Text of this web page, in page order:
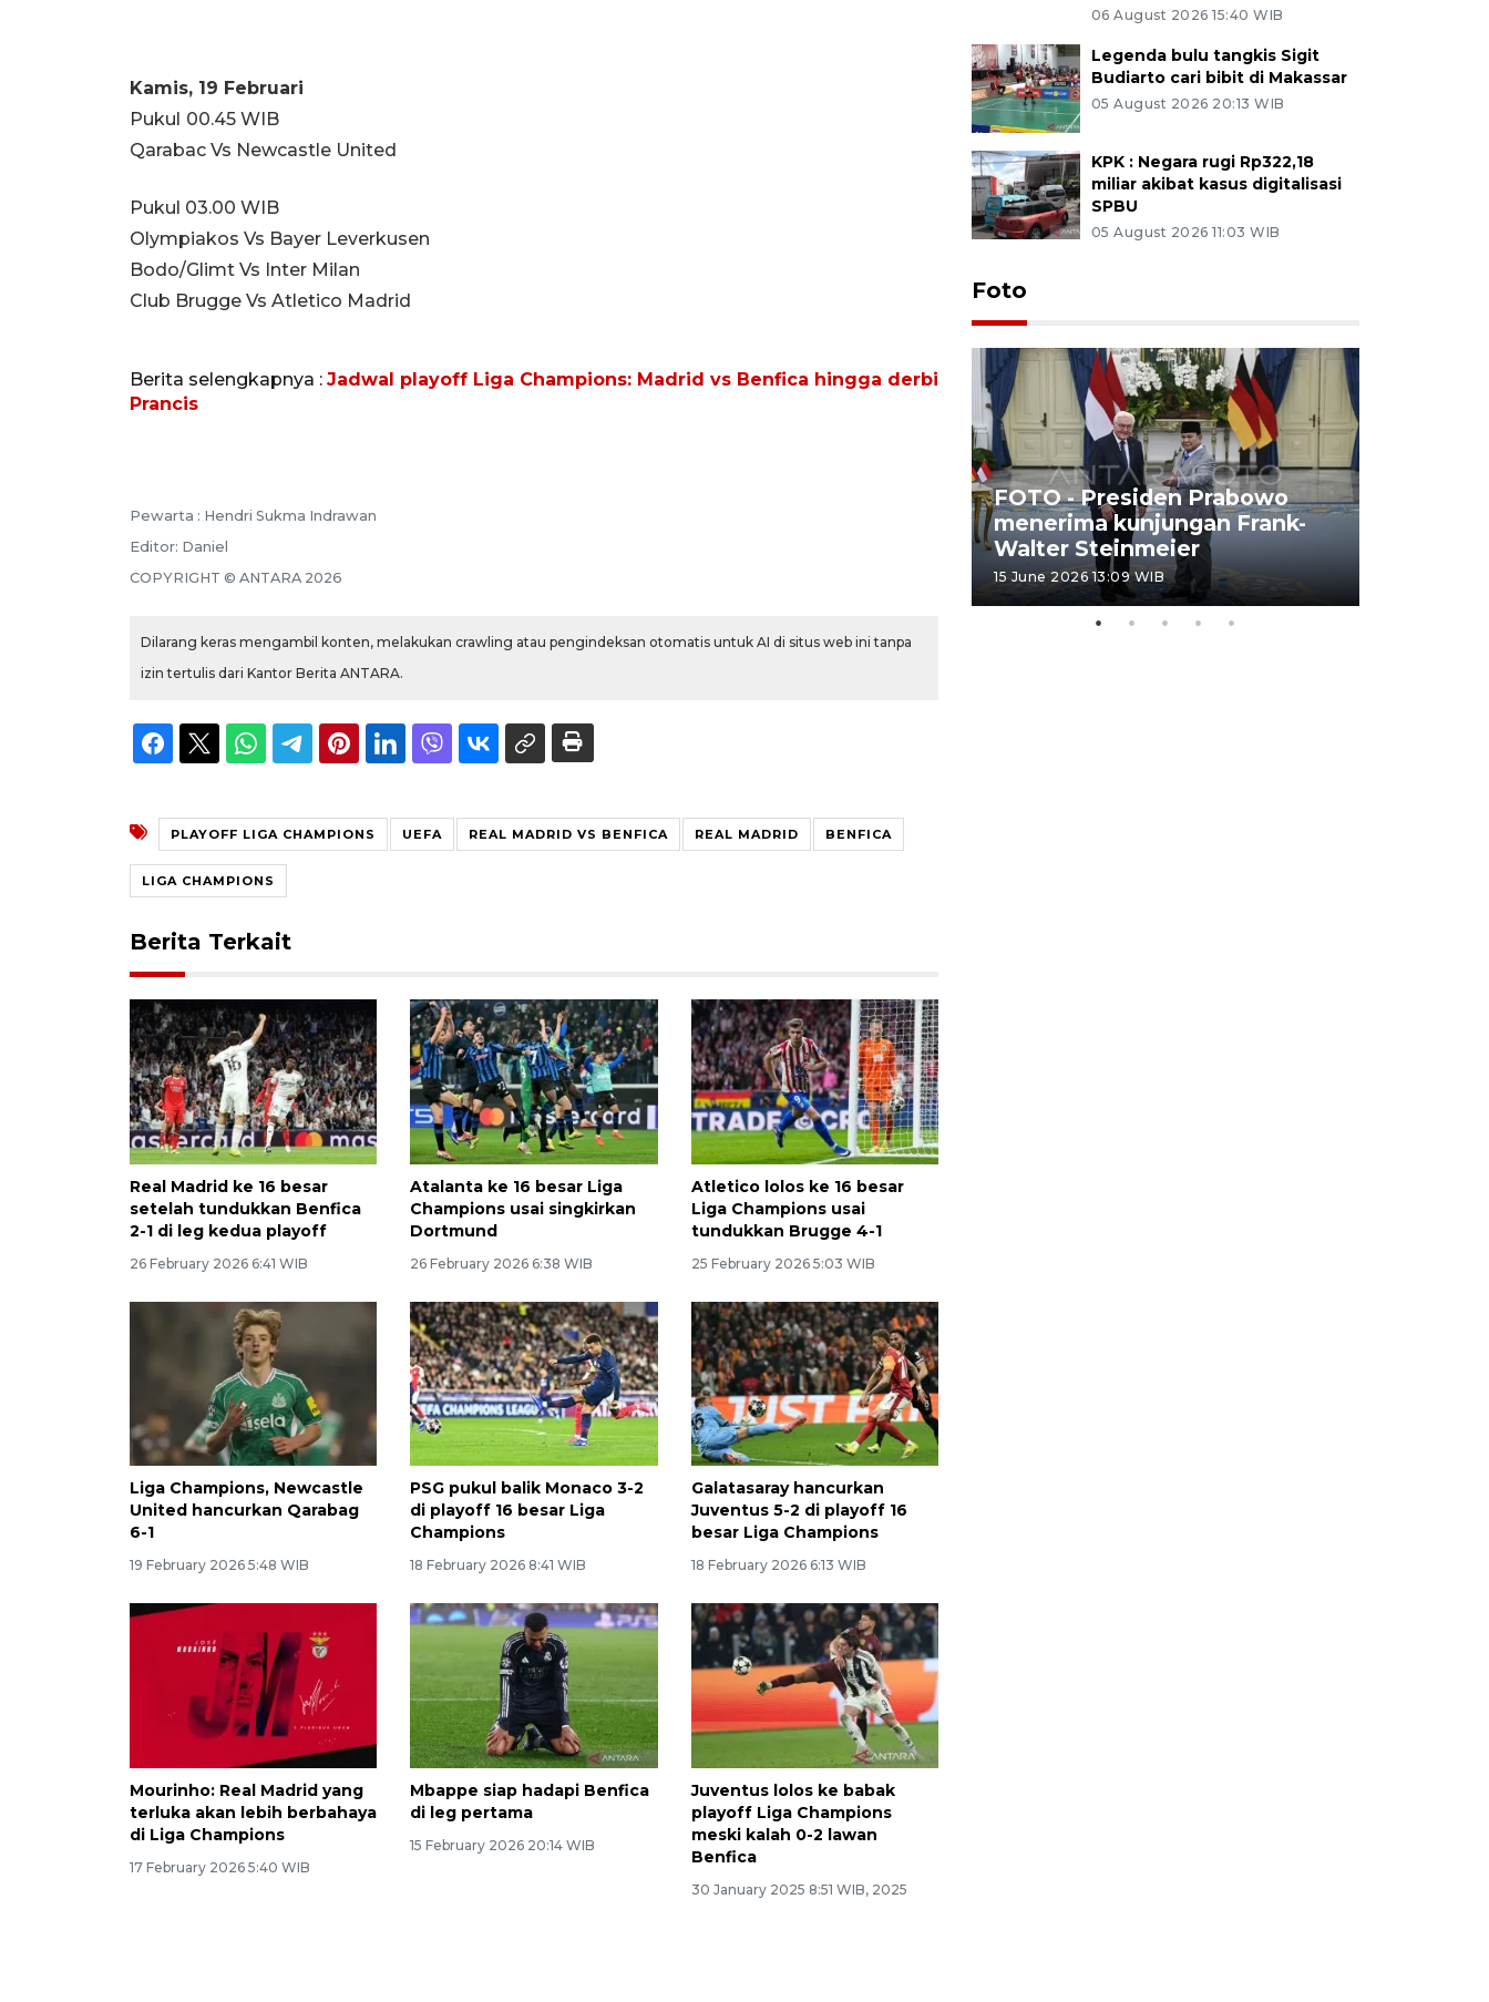
Kamis, 19 Februari
Pukul 00.45 WIB
Qarabac Vs Newcastle United
Pukul 03.00 WIB
Olympiakos Vs Bayer Leverkusen
Bodo/Glimt Vs Inter Milan
Club Brugge Vs Atletico Madrid
Berita selengkapnya : Jadwal playoff Liga Champions: Madrid vs Benfica hingga derbi
Prancis
Pewarta : Hendri Sukma Indrawan
Editor: Daniel
COPYRIGHT © ANTARA 2026
Dilarang keras mengambil konten, melakukan crawling atau pengindeksan otomatis untuk AI di situs web ini tanpa
izin tertulis dari Kantor Berita ANTARA.
PLAYOFF LIGA CHAMPIONS UEFA REAL MADRID VS BENFICA REAL MADRID BENFICA
LIGA CHAMPIONS
Berita Terkait
Real Madrid ke 16 besar
setelah tundukkan Benfica
2-1 di leg kedua playoff
26 February 2026 6:41 WIB
Atalanta ke 16 besar Liga
Champions usai singkirkan
Dortmund
26 February 2026 6:38 WIB
Atletico lolos ke 16 besar
Liga Champions usai
tundukkan Brugge 4-1
25 February 2026 5:03 WIB
Liga Champions, Newcastle
United hancurkan Qarabag
6-1
19 February 2026 5:48 WIB
PSG pukul balik Monaco 3-2
di playoff 16 besar Liga
Champions
18 February 2026 8:41 WIB
Galatasaray hancurkan
Juventus 5-2 di playoff 16
besar Liga Champions
18 February 2026 6:13 WIB
Mourinho: Real Madrid yang
terluka akan lebih berbahaya
di Liga Champions
17 February 2026 5:40 WIB
Mbappe siap hadapi Benfica
di leg pertama
15 February 2026 20:14 WIB
Juventus lolos ke babak
playoff Liga Champions
meski kalah 0-2 lawan
Benfica
30 January 2025 8:51 WIB, 2025
06 August 2026 15:40 WIB
Legenda bulu tangkis Sigit
Budiarto cari bibit di Makassar
05 August 2026 20:13 WIB
KPK : Negara rugi Rp322,18
miliar akibat kasus digitalisasi
SPBU
05 August 2026 11:03 WIB
Foto
FOTO - Presiden Prabowo
menerima kunjungan Frank-
Walter Steinmeier
15 June 2026 13:09 WIB